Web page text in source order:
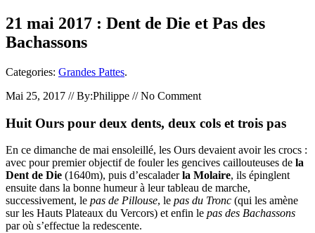
21 mai 2017 : Dent de Die et Pas des
Bachassons
Categories: Grandes Pattes.
Mai 25, 2017 // By:Philippe // No Comment
Huit Ours pour deux dents, deux cols et trois pas
En ce dimanche de mai ensoleillé, les Ours devaient avoir les crocs :
avec pour premier objectif de fouler les gencives caillouteuses de la
Dent de Die (1640m), puis d’escaladerla Molaire, ils épinglent
ensuite dans la bonne humeur à leur tableau de marche,
successivement, le pas de Pillouse, le pas du Tronc (qui les amène
sur les Hauts Plateaux du Vercors) et enfin le pas des Bachassons
par où s’effectue la redescente.